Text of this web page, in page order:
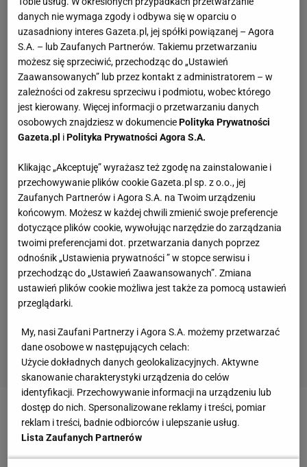
Zobacz wideoHistoryczny moment dla polskiego
tenisa. "Trudno to będzie powtórzyć"
danych nie wymaga zgody i odbywa się w oparciu o
uzasadniony interes Gazeta.pl, jej spółki powiązanej – Agora
S.A. – lub Zaufanych Partnerów. Takiemu przetwarzaniu
możesz się sprzeciwić, przechodząc do „Ustawień
Zaawansowanych” lub przez kontakt z administratorem – w
zależności od zakresu sprzeciwu i podmiotu, wobec którego
jest kierowany. Więcej informacji o przetwarzaniu danych
osobowych znajdziesz w dokumenciePolityka Prywatności
Gazeta.pl iPolityka Prywatności Agora S.A.
Klikając „Akceptuję” wyrażasz też zgodę na zainstalowanie i
przechowywanie plików cookie Gazeta.pl sp. z o.o., jej
Zaufanych Partnerów i Agora S.A. na Twoim urządzeniu
końcowym. Możesz w każdej chwili zmienić swoje preferencje
dotyczące plików cookie, wywołując narzędzie do zarządzania
twoimi preferencjami dot. przetwarzania danych poprzez
odnośnik „Ustawienia prywatności ” w stopce serwisu i
przechodząc do „Ustawień Zaawansowanych”. Zmiana
ustawień plików cookie możliwa jest także za pomocą ustawień
przeglądarki.
My, nasi Zaufani Partnerzy i Agora S.A. możemy przetwarzać
dane osobowe w następujących celach:
Użycie dokładnych danych geolokalizacyjnych. Aktywne
skanowanie charakterystyki urządzenia do celów
identyfikacji. Przechowywanie informacji na urządzeniu lub
dostęp do nich. Spersonalizowane reklamy i treści, pomiar
reklam i treści, badnie odbiorców i ulepszanie usług.
Lista Zaufanych Partnerów